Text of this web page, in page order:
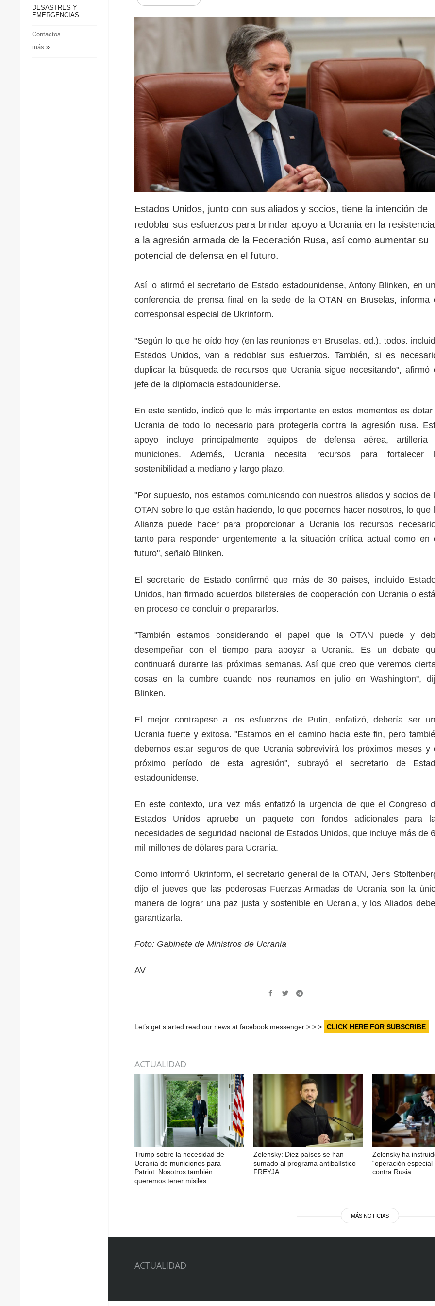
Sociedad y Cultura
DESASTRES Y
EMERGENCIAS
Contactos
más »
Estados Unidos, junto con sus aliados y socios, tiene la intención de
redoblar sus esfuerzos para brindar apoyo a Ucrania en la resistencia
a la agresión armada de la Federación Rusa, así como aumentar su
potencial de defensa en el futuro.
Así lo afirmó el secretario de Estado estadounidense, Antony Blinken, en
conferencia de prensa final en la sede de la OTAN en Bruselas, informa
corresponsal especial de Ukrinform.
"Según lo que he oído hoy (en las reuniones en Bruselas, ed.), todos,
Estados Unidos, van a redoblar sus esfuerzos. También, si es
duplicar la búsqueda de recursos que Ucrania sigue necesitando", afirmó
jefe de la diplomacia estadounidense.
En este sentido, indicó que lo más importante en estos momentos es dotar
Ucrania de todo lo necesario para protegerla contra la agresión rusa.
apoyo incluye principalmente equipos de defensa aérea, artillería
municiones. Además, Ucrania necesita recursos para fortalecer
sostenibilidad a mediano y largo plazo.
"Por supuesto, nos estamos comunicando con nuestros aliados y socios de
OTAN sobre lo que están haciendo, lo que podemos hacer nosotros, lo que
Alianza puede hacer para proporcionar a Ucrania los recursos
tanto para responder urgentemente a la situación crítica actual como en
futuro", señaló Blinken.
El secretario de Estado confirmó que más de 30 países, incluido
Unidos, han firmado acuerdos bilaterales de cooperación con Ucrania o
en proceso de concluir o prepararlos.
"También estamos considerando el papel que la OTAN puede y
desempeñar con el tiempo para apoyar a Ucrania. Es un debate
continuará durante las próximas semanas. Así que creo que veremos
cosas en la cumbre cuando nos reunamos en julio en Washington",
Blinken.
El mejor contrapeso a los esfuerzos de Putin, enfatizó, debería ser
Ucrania fuerte y exitosa. "Estamos en el camino hacia este fin, pero
debemos estar seguros de que Ucrania sobrevivirá los próximos meses y
próximo período de esta agresión", subrayó el secretario de
estadounidense.
En este contexto, una vez más enfatizó la urgencia de que el Congreso
Estados Unidos apruebe un paquete con fondos adicionales para
necesidades de seguridad nacional de Estados Unidos, que incluye más de
mil millones de dólares para Ucrania.
Como informó Ukrinform, el secretario general de la OTAN, Jens
dijo el jueves que las poderosas Fuerzas Armadas de Ucrania son la
manera de lograr una paz justa y sostenible en Ucrania, y los Aliados
garantizarla.
Foto: Gabinete de Ministros de Ucrania
AV
Let’s get started read our news at facebook messenger > > > CLICK HERE FOR SUBSCRIBE
ACTUALIDAD
Trump sobre la necesidad de
Ucrania de municiones para
Patriot: Nosotros también
queremos tener misiles
Zelensky: Diez países se han
sumado al programa antibalístico
FREYJA
Zelensky ha
“operación especial
contra Rusia
MÁS NOTICIAS
ACTUALIDAD